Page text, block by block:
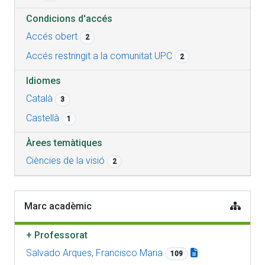
Condicions d'accés
Accés obert
2
Accés restringit a la comunitat UPC 2
Idiomes
Català
3
Castellà 1
Àrees temàtiques
Ciències de la visió
2
Marc acadèmic
+ Professorat
Salvado Arques, Francisco Maria
109